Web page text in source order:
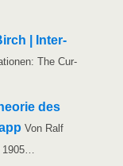
| Inter­
The Cur­
des
Von Ralf
1905…